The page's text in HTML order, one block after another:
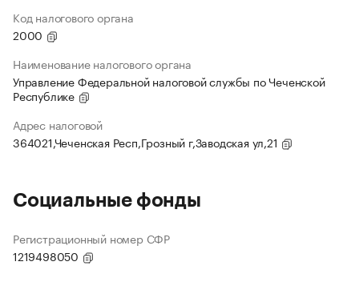
Код налогового органа
2000
Наименование налогового органа
Управление Федеральной налоговой службы по Чеченской
Республике
Адрес налоговой
364021,Чеченская Респ,Грозный г,Заводская ул,21
Социальные фонды
Регистрационный номер СФР
1219498050